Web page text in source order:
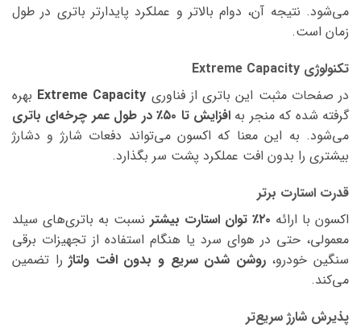
می‌شود. نتیجه آن، دوام بالاتر و عملکرد پایدارتر باتری در طول
زمان است.
تکنولوژی Extreme Capacity
در صفحات مثبت این باتری از فناوری Extreme Capacity بهره
گرفته شده که منجر بهافزایش تا ۵۰٪ در طول عمر چرخه‌ای باتری
می‌شود. به این معنا که اکسون می‌تواند دفعات شارژ و دشارژ
بیشتری را بدون افت عملکرد پشت سر بگذارد.
قدرت استارت برتر
اکسون با ارائه ۲۰٪ توان استارت بیشتر
نسبت به باتری‌های سیلد
معمولی، حتی در هوای سرد یا هنگام استفاده از تجهیزات برقی
سنگین خودرو،روشن شدن سریع و بدون افت ولتاژرا تضمین
می‌کند.
پذیرش شارژ سریع‌تر